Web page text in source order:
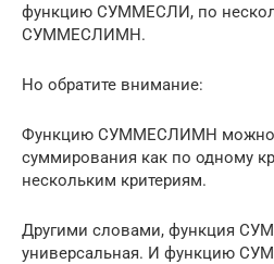
функцию СУММЕСЛИ, по
СУММЕСЛИМН.
Но обратите внимание:
Функцию СУММЕСЛИМН можно
суммирования как по одному
нескольким критериям.
Другими словами, функция
универсальная. И функцию